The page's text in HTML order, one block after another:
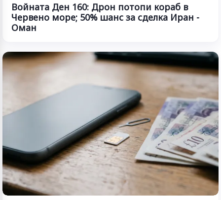
Войната Ден 160: Дрон потопи кораб в
Червено море; 50% шанс за сделка Иран -
Оман